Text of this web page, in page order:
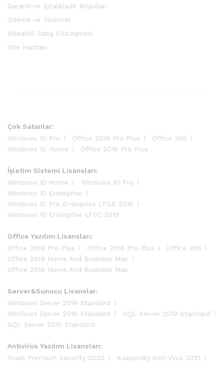
Garanti ve İptal&İade Koşulları
Ödeme ve Teslimat
Mesafeli Satış Sözleşmesi
Site Haritası
Çok Satanlar:
Windows 10 Pro
Office 2019 Pro Plus
Office 365
Windows 10 Home
Office 2016 Pro Plus
İşletim Sistemi Lisansları:
Windows 10 Home
Windows 10 Pro
Windows 10 Enterprise
Windows 10 Pro Enterprise LTSB 2016
Windows 10 Enterprise LTSC 2019
Office Yazılım Lisansları:
Office 2019 Pro Plus
Office 2016 Pro Plus
Office 365
Office 2019 Home And Business Mac
Office 2016 Home And Business Mac
Server&Sunucu Lisanslar:
Windows Server 2019 Standard
Windows Server 2016 Standard
SQL Server 2019 Standard
SQL Server 2016 Standard
Antivirüs Yazılım Lisansları:
Avast Premium Security 2020
Kaspersky Anti-Virus 2021